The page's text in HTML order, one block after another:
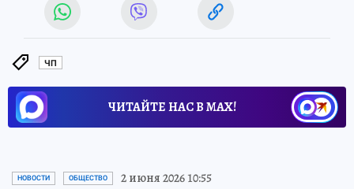
ЧП
ЧИТАЙТЕ НАС В МАХ!
НОВОСТИ ОБЩЕСТВО 2 июня 2026 10:55